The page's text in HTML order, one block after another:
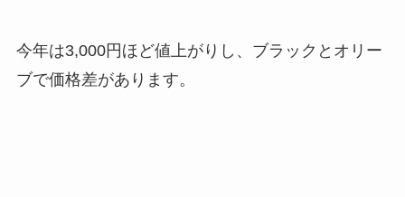
今年は3,000円ほど値上がりし、ブラックとオリー
ブで価格差があります。